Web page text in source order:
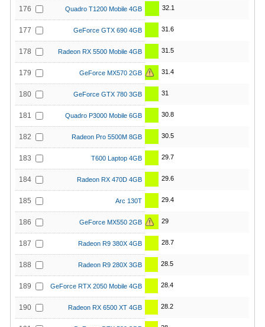
176 Quadro T1200 Mobile 4GB 32.1
177 GeForce GTX 690 4GB 31.6
178 Radeon RX 5500 Mobile 4GB 31.5
179 GeForce MX570 2GB 31.4
180 GeForce GTX 780 3GB 31
181 Quadro P3000 Mobile 6GB 30.8
182 Radeon Pro 5500M 8GB 30.5
183 T600 Laptop 4GB 29.7
184 Radeon RX 470D 4GB 29.6
185 Arc 130T 29.4
186 GeForce MX550 2GB 29
187 Radeon R9 380X 4GB 28.7
188 Radeon R9 280X 3GB 28.5
189 GeForce RTX 2050 Mobile 4GB 28.4
190 Radeon RX 6500 XT 4GB 28.2